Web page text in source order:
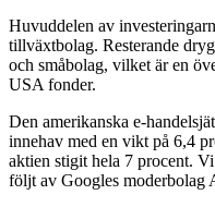
Huvuddelen av
tillväxtbolag. Resterande
och småbolag, vilket är en
USA fonder.
Den amerikanska e-
innehav med en vikt på 6,4
aktien stigit hela 7 procent.
följt av Googles moderbolag